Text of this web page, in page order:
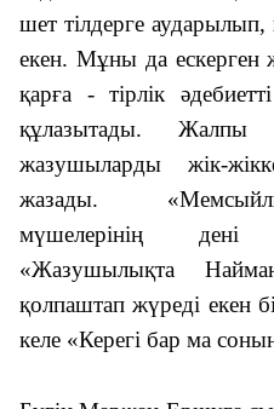
шет тілдерге
екен. Мұны да ескерген
қарға - тірлік
құлазытады.
жазушыларды жік-
жазады.
мүшелерінің
«Жазушылықта
қолпаштап жүреді екен
келе «Керегі бар ма